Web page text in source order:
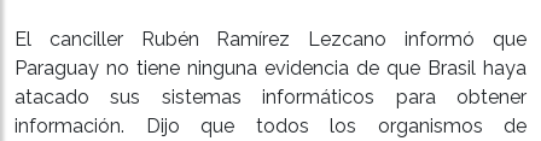
El canciller Rubén Ramírez Lezcano informó que
Paraguay no tiene ninguna evidencia de que Brasil haya
atacado sus sistemas informáticos para obtener
información. Dijo que todos los organismos de